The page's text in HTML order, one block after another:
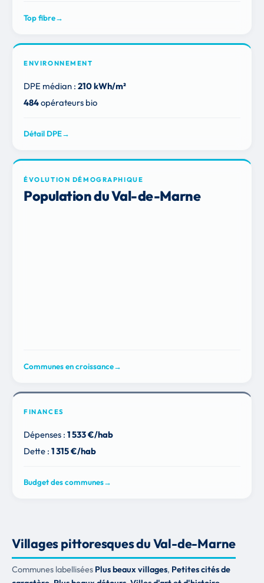
Top fibre→
ENVIRONNEMENT
DPE médian :210 kWh/m²
484opérateurs bio
Détail DPE→
ÉVOLUTION DÉMOGRAPHIQUE
Population du Val-de-Marne
Communes en croissance→
FINANCES
Dépenses :1 533 €/hab
Dette :1 315 €/hab
Budget des communes→
Villages pittoresques du Val-de-Marne
Communes labellisées Plus beaux villages, Petites cités de